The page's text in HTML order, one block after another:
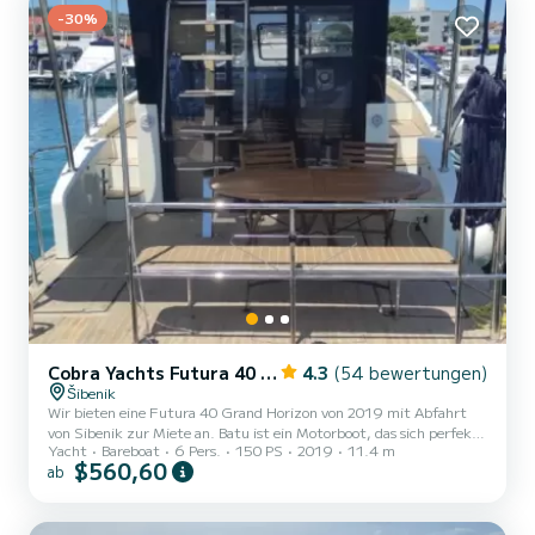
-30%
Cobra Yachts Futura 40 Grand Horizon 4.3 (54 bewertungen)
Šibenik
Wir bieten eine Futura 40 Grand Horizon von 2019 mit Abfahrt
von Sibenik zur Miete an. Batu ist ein Motorboot, das sich perfekt
für alle Vermietungen eignet. Dieses Motorboot ist sehr angenehm
zu handhaben für eine Kreuzfahrt von einer Woche oder mehr. Das
Yacht Bareboat 6 Pers. 150 PS 2019 11.4 m
ab $560,60